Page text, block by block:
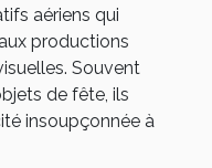
aériens qui
productions
Souvent
de fête, ils
insoupçonnée à